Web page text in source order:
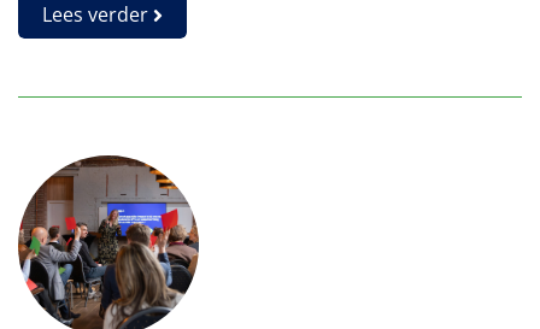
Lees verder